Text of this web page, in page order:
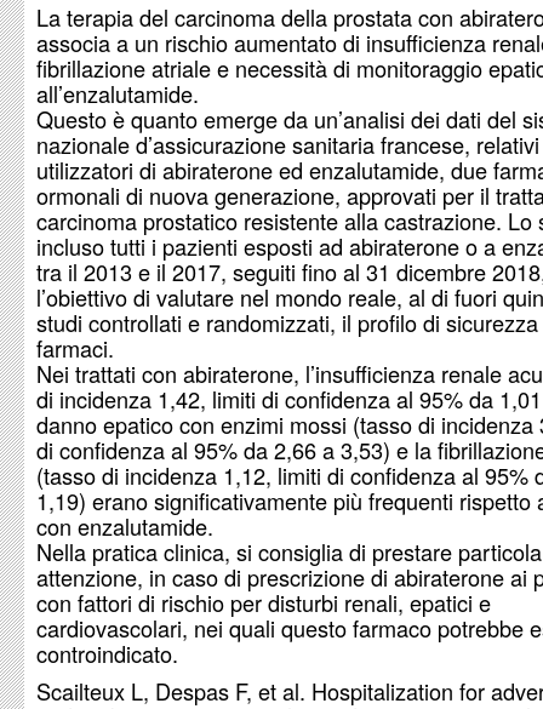
La terapia del carcinoma della prostata con
associa a un rischio aumentato di insufficienza
fibrillazione atriale e necessità di monitoraggio
all’enzalutamide.
Questo è quanto emerge da un’analisi dei dati del
nazionale d’assicurazione sanitaria francese,
utilizzatori di abiraterone ed enzalutamide, due
ormonali di nuova generazione, approvati per il
carcinoma prostatico resistente alla castrazione. Lo
incluso tutti i pazienti esposti ad abiraterone o a
tra il 2013 e il 2017, seguiti fino al 31 dicembre
l’obiettivo di valutare nel mondo reale, al di fuori
studi controllati e randomizzati, il profilo di
farmaci.
Nei trattati con abiraterone, l’insufficienza renale
di incidenza 1,42, limiti di confidenza al 95% da
danno epatico con enzimi mossi (tasso di incidenza
di confidenza al 95% da 2,66 a 3,53) e la
(tasso di incidenza 1,12, limiti di confidenza al 95%
1,19) erano significativamente più frequenti rispetto
con enzalutamide.
Nella pratica clinica, si consiglia di prestare
attenzione, in caso di prescrizione di abiraterone ai
con fattori di rischio per disturbi renali, epatici e
cardiovascolari, nei quali questo farmaco potrebbe
controindicato.
Scailteux L, Despas F, et al. Hospitalization for